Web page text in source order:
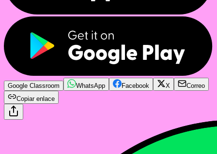
Google Classroom WhatsApp Facebook X
Correo
Copiar enlace